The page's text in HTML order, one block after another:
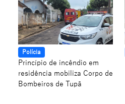
Polícia
Princípio de incêndio em
residência mobiliza Corpo de
Bombeiros de Tupã